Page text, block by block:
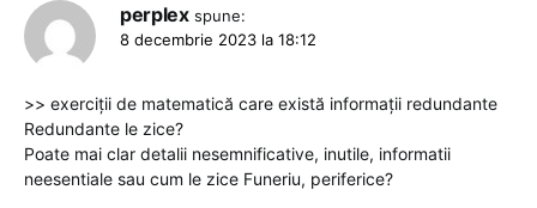
perplex spune:
8 decembrie 2023 la 18:12
>> exerciții de matematică care există informații redundante
Redundante le zice?
Poate mai clar detalii nesemnificative, inutile, informatii
neesentiale sau cum le zice Funeriu, periferice?